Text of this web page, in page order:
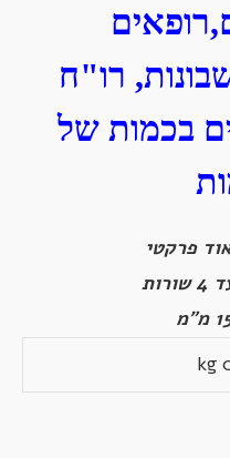
רו"ח
בכמות של
פרקטי